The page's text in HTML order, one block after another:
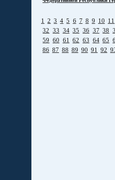
1 2 3 4 5 6 7 8 9 10 11
32 33 34 35 36 37 38
59 60 61 62 63 64 65
86 87 88 89 90 91 92